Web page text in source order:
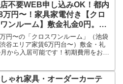
不要WEB申し込みOK！都内
万円〜！家具家電付き【クロ
ンルーム】敷金礼金0円。仲
数料0円。池袋・渋谷・新宿
ア。
円〜の「クロスワンルーム」（池袋
谷エリア家賃6万円台〜）敷金・礼
から入居可能です！初期費用をおさ
ゃれ家具・オーダーカーテ